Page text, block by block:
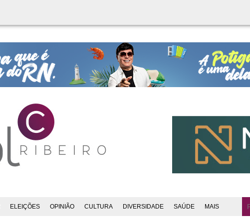
ELEIÇÕES OPINIÃO CULTURA DIVERSIDADE SAÚDE MAIS